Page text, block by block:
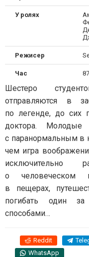
У ролях
Режисер
Час
Шестеро
отправляются в
по легенде, до сих
доктора.
с паранормальным в
чем игра
исключительно
о человеческом
в пещерах,
погибать один
способами…
Reddit
WhatsApp